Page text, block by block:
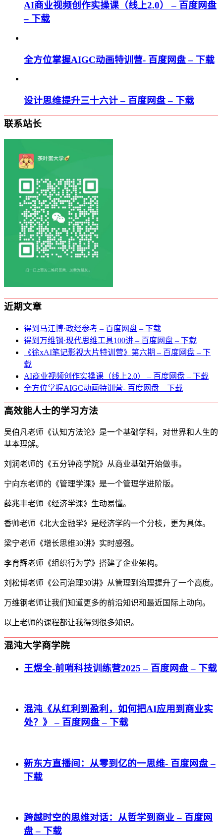
AI商业视频创作实操课（线上2.0） – 百度网盘
– 下载
全方位掌握AIGC动画特训营- 百度网盘 – 下载
设计思维提升三十六计 – 百度网盘 – 下载
联系站长
近期文章
得到马江博·政经参考 – 百度网盘 – 下载
得到万维钢·现代思维⼯具100讲 – 百度网盘 – 下载
《徐xAI笔记影视大片特训营》第六期 – 百度网盘 – 下
载
AI商业视频创作实操课（线上2.0） – 百度网盘 – 下载
全方位掌握AIGC动画特训营- 百度网盘 – 下载
高效能人士的学习方法
吴伯凡老师《认知方法论》是一个基础学科，对世界和人生的
基本理解。
刘润老师的《五分钟商学院》从商业基础开始做事。
宁向东老师的《管理学课》是一个管理学进阶版。
薛兆丰老师《经济学课》生动易懂。
香帅老师《北大金融学》是经济学的一个分枝，更为具体。
梁宁老师《增长思维30讲》实时感强。
李育辉老师《组织行为学》搭建了企业架构。
刘松博老师《公司治理30讲》从管理到治理提升了一个高度。
万维钢老师让我们知道更多的前沿知识和最近国际上动向。
以上老师的课程都让我得到很多知识。
混沌大学商学院
王煜全-前哨科技训练营2025 – 百度网盘 – 下载
混沌《从红利到盈利，如何把AI应用到商业实
处？》 – 百度网盘 – 下载
新东方直播间：从零到亿的一思维- 百度网盘 –
下载
跨越时空的思维对话：从哲学到商业 – 百度网
盘 – 下载